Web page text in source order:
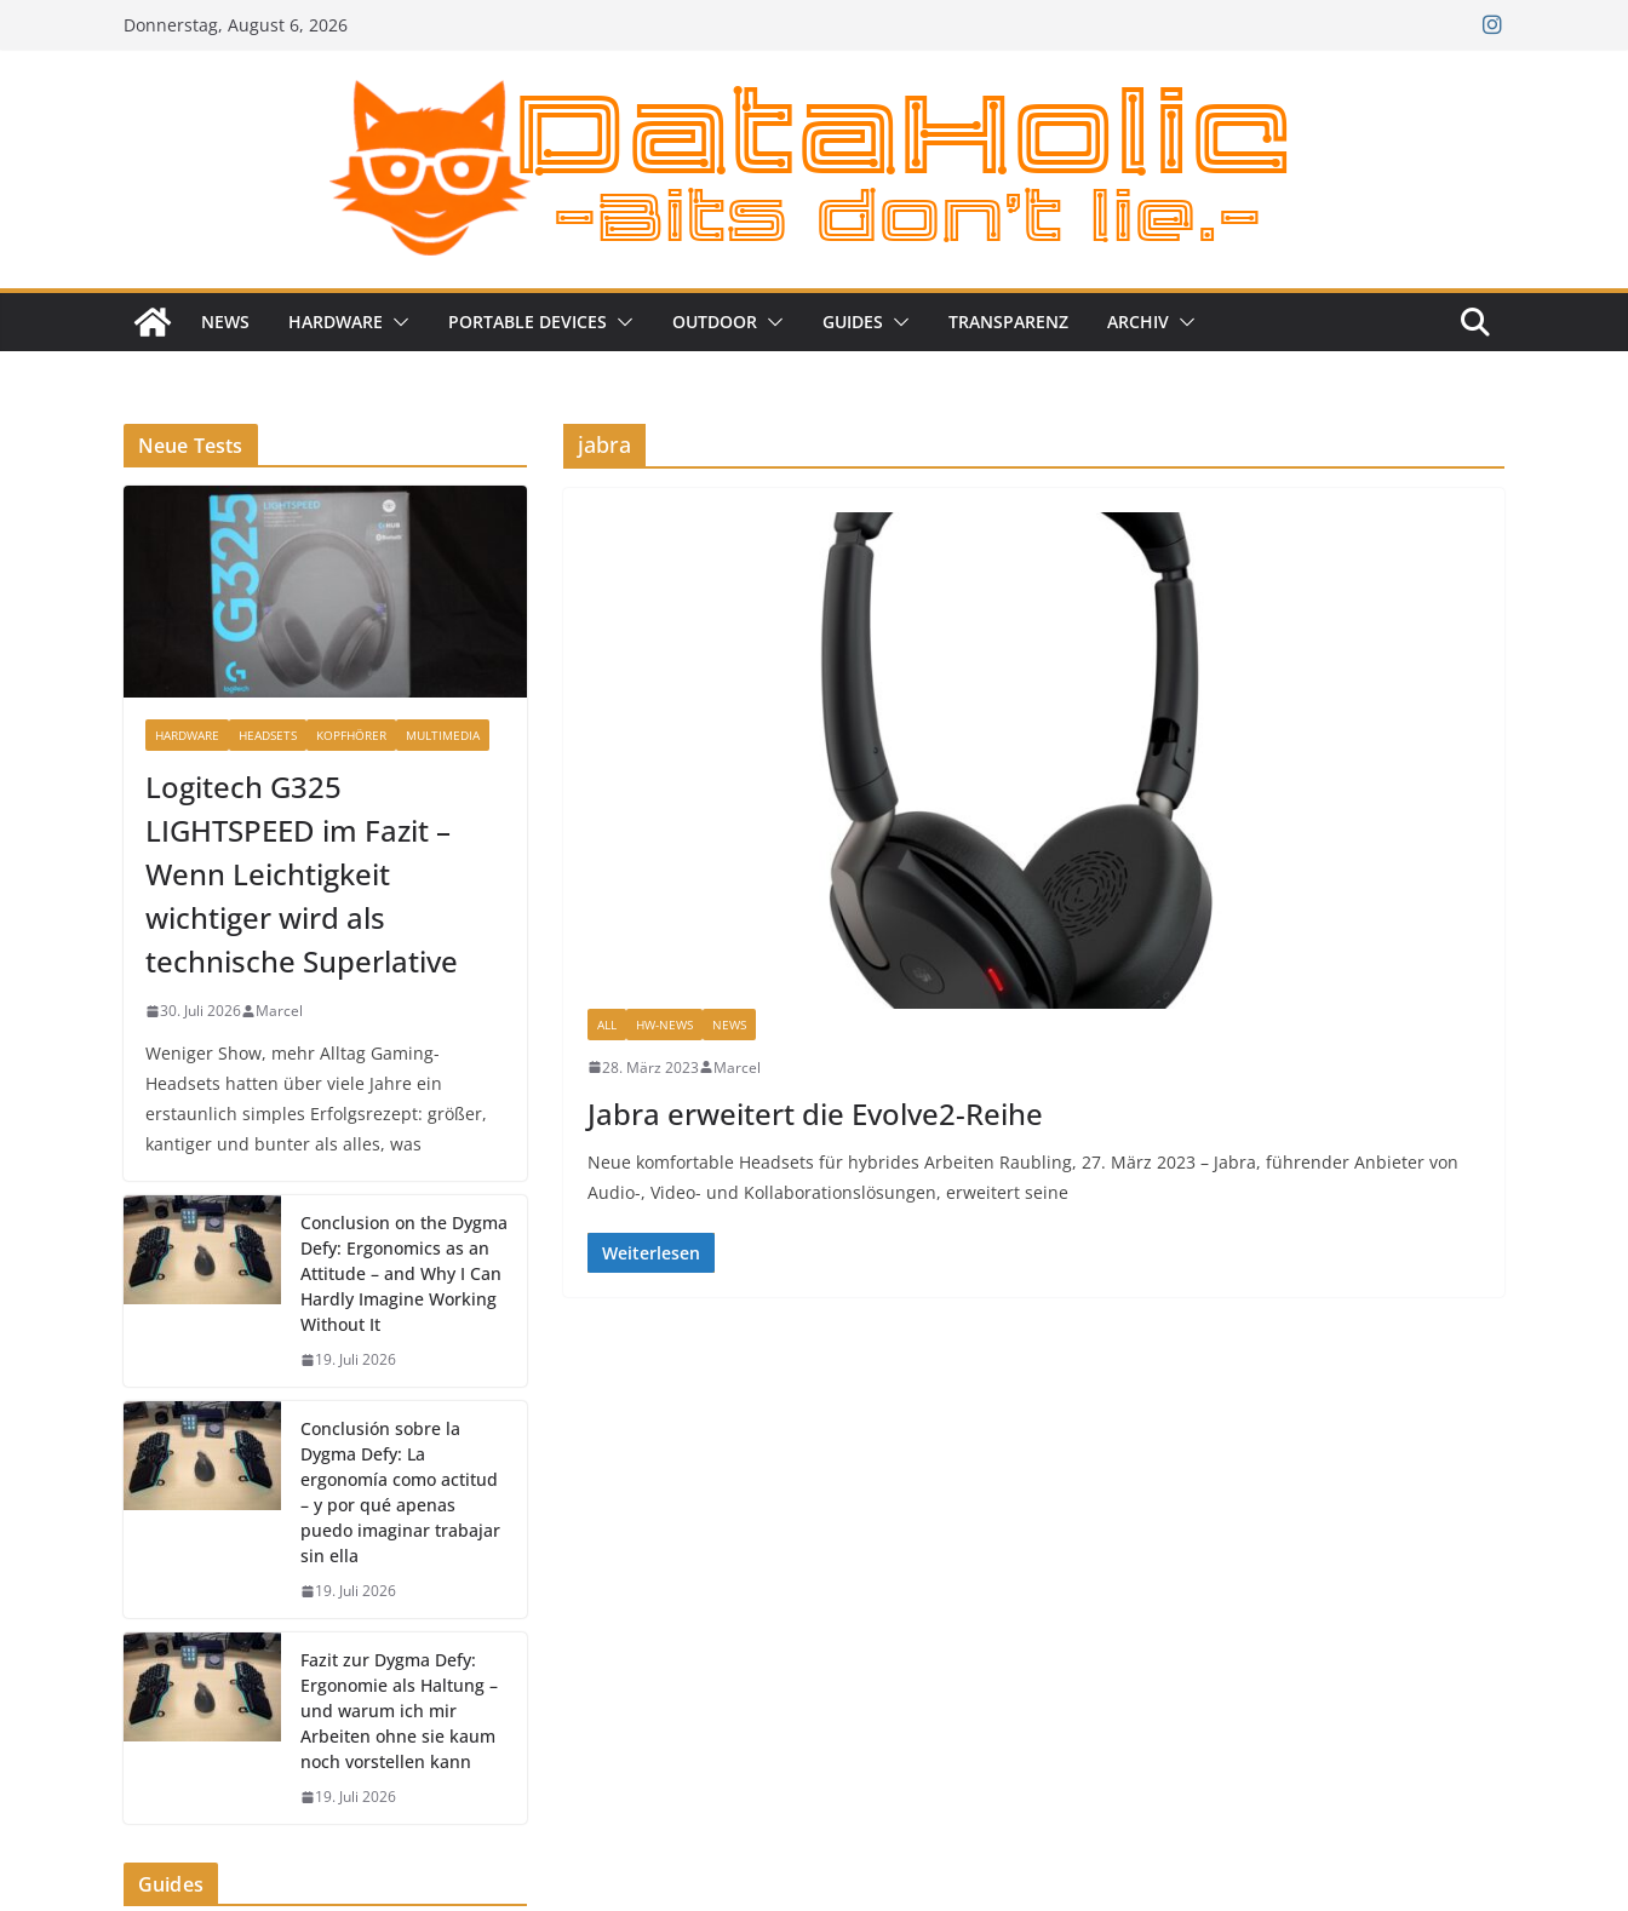
Donnerstag, August 6, 2026
NEWS HARDWARE PORTABLE DEVICES OUTDOOR GUIDES TRANSPARENZ ARCHIV
jabra
ALL HW-NEWS NEWS
28. März 2023 Marcel
Jabra erweitert die Evolve2-Reihe
Neue komfortable Headsets für hybrides Arbeiten Raubling, 27. März 2023 – Jabra, führender Anbieter von
Audio-, Video- und Kollaborationslösungen, erweitert seine
Weiterlesen
Neue Tests
HARDWARE HEADSETS KOPFHÖRER MULTIMEDIA
Logitech G325
LIGHTSPEED im Fazit –
Wenn Leichtigkeit
wichtiger wird als
technische Superlative
30. Juli 2026 Marcel
Weniger Show, mehr Alltag Gaming-
Headsets hatten über viele Jahre ein
erstaunlich simples Erfolgsrezept: größer,
kantiger und bunter als alles, was
Conclusion on the Dygma
Defy: Ergonomics as an
Attitude – and Why I Can
Hardly Imagine Working
Without It
19. Juli 2026
Conclusión sobre la
Dygma Defy: La
ergonomía como actitud
– y por qué apenas
puedo imaginar trabajar
sin ella
19. Juli 2026
Fazit zur Dygma Defy:
Ergonomie als Haltung –
und warum ich mir
Arbeiten ohne sie kaum
noch vorstellen kann
19. Juli 2026
Guides